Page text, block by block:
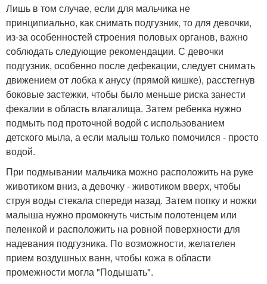
Лишь в том случае, если для мальчика не
принципиально, как снимать подгузник, то для девочки,
из-за особенностей строения половых органов, важно
соблюдать следующие рекомендации. С девочки
подгузник, особенно после дефекации, следует снимать
движением от лобка к анусу (прямой кишке), расстегнув
боковые застежки, чтобы было меньше риска занести
фекалии в область влагалища. Затем ребенка нужно
подмыть под проточной водой с использованием
детского мыла, а если малыш только помочился - просто
водой.
При подмывании мальчика можно расположить на руке
животиком вниз, а девочку - животиком вверх, чтобы
струя воды стекала спереди назад. Затем попку и ножки
малыша нужно промокнуть чистым полотенцем или
пеленкой и расположить на ровной поверхности для
надевания подгузника. По возможности, желателен
прием воздушных ванн, чтобы кожа в области
промежности могла "Подышать".